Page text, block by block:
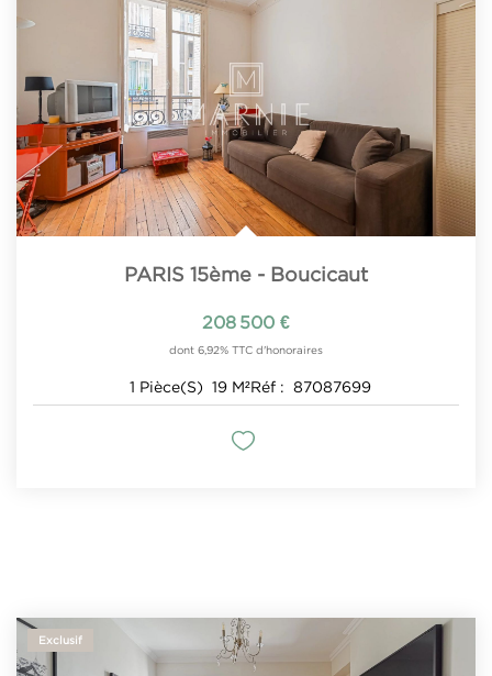
PARIS 15ème - Boucicaut
208 500 €
dont 6,92% TTC d'honoraires
1 Pièce(s) 19 M²Réf : 87087699
Exclusif